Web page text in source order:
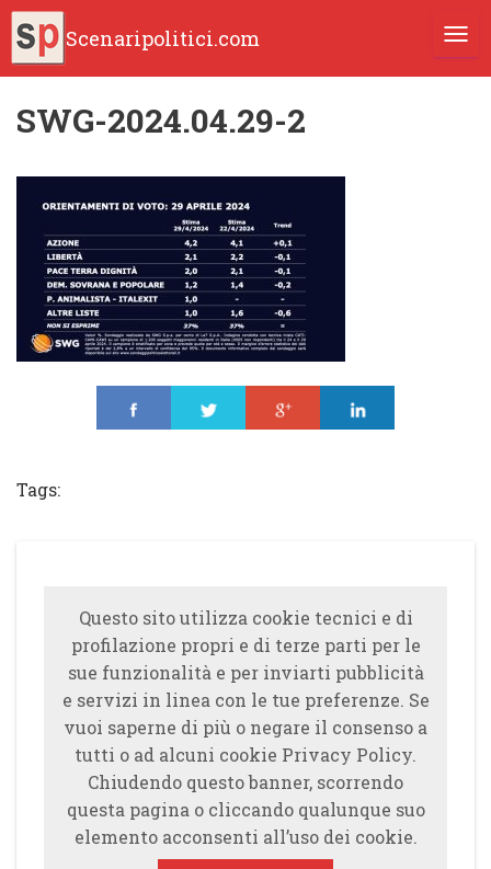
Scenaripolitici.com
SWG-2024.04.29-2
Tags:
Questo sito utilizza cookie tecnici e di
profilazione propri e di terze parti per le
sue funzionalità e per inviarti pubblicità
e servizi in linea con le tue preferenze. Se
vuoi saperne di più o negare il consenso a
tutti o ad alcuni cookie Privacy Policy.
Chiudendo questo banner, scorrendo
questa pagina o cliccando qualunque suo
elemento acconsenti all’uso dei cookie.